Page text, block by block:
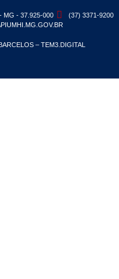
MG - 37.925-000
(37) 3371-9200
– TEM3.DIGITAL